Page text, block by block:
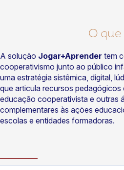
O que
A solução Jogar+Aprender tem
cooperativismo junto ao público
uma estratégia sistêmica, digital,
que articula recursos
educação cooperativista e outras
complementares às ações
escolas e entidades formadoras.